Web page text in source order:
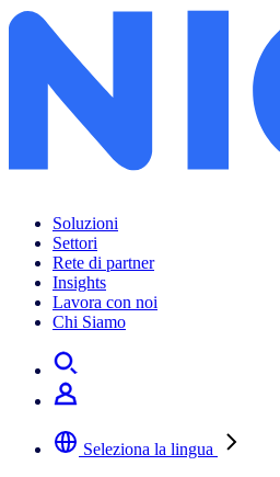
Soluzioni
Settori
Rete di partner
Insights
Lavora con noi
Chi Siamo
Seleziona la lingua